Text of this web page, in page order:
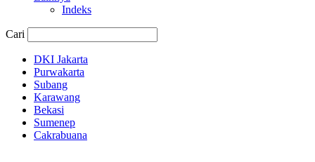
Indeks
Cari
DKI Jakarta
Purwakarta
Subang
Karawang
Bekasi
Sumenep
Cakrabuana